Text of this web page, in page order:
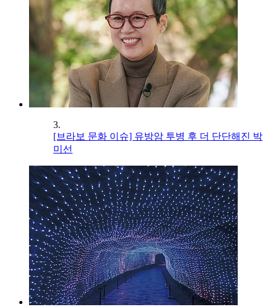
3.
[브라보 문화 이슈] 유방암 투병 후 더 단단해진 박
미선